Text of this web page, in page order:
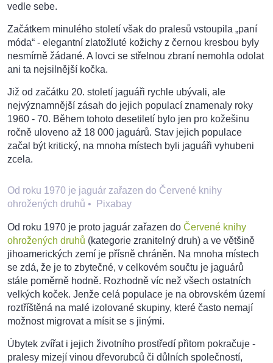
vedle sebe.
Začátkem minulého století však do pralesů vstoupila „paní
móda“ - elegantní zlatožluté kožichy z černou kresbou byly
nesmírně žádané. A lovci se střelnou zbraní nemohla odolat
ani ta nejsilnější kočka.
Již od začátku 20. století jaguáři rychle ubývali, ale
nejvýznamnější zásah do jejich populací znamenaly roky
1960 - 70. Během tohoto desetiletí bylo jen pro kožešinu
ročně uloveno až 18 000 jaguárů. Stav jejich populace
začal být kritický, na mnoha místech byli jaguáři vyhubeni
zcela.
Od roku 1970 je jaguár zařazen do Červené knihy
ohrožených druhů • Pixabay
Od roku 1970 je proto jaguár zařazen do Červené knihy
ohrožených druhů (kategorie zranitelný druh) a ve většině
jihoamerických zemí je přísně chráněn. Na mnoha místech
se zdá, že je to zbytečné, v celkovém součtu je jaguárů
stále poměrně hodně. Rozhodně víc než všech ostatních
velkých koček. Jenže celá populace je na obrovském území
roztříštěná na malé izolované skupiny, které často nemají
možnost migrovat a mísit se s jinými.
Úbytek zvířat i jejich životního prostředí přitom pokračuje -
pralesy mizejí vinou dřevorubců či důlních společností,